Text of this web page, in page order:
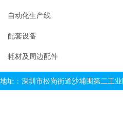
自动化生产线
配套设备
耗材及周边配件
地址：深圳市松岗街道沙埔围第二工